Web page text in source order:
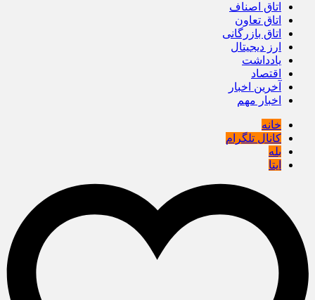
اتاق اصناف
اتاق تعاون
اتاق بازرگانی
ارز دیجیتال
یادداشت
اقتصاد
آخرین اخبار
اخبار مهم
خانه
کانال تلگرام
بله
ایتا